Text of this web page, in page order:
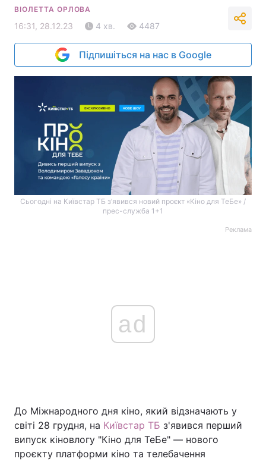
ВІОЛЕТТА ОРЛОВА
16:31, 28.12.23 4 хв. 4487
Підпишіться на нас в Google
Сьогодні на Київстар ТБ з’явився новий проєкт «Кіно для ТеБе» /
прес-служба 1+1
Реклама
ad
До Міжнародного дня кіно, який відзначають у
світі 28 грудня, на Київстар ТБ з'явився перший
випуск кіновлогу "Кіно для ТеБе" — нового
проєкту платформи кіно та телебачення